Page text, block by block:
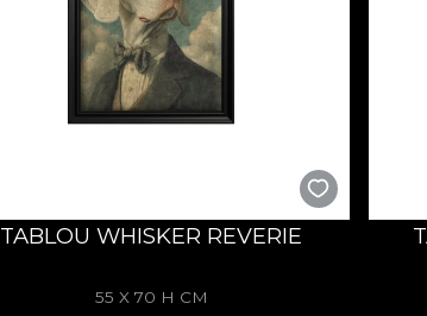
TABLOU WHISKER REVERIE
55 X 70 H CM